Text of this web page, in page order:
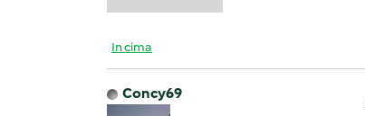
In cima
Concy69